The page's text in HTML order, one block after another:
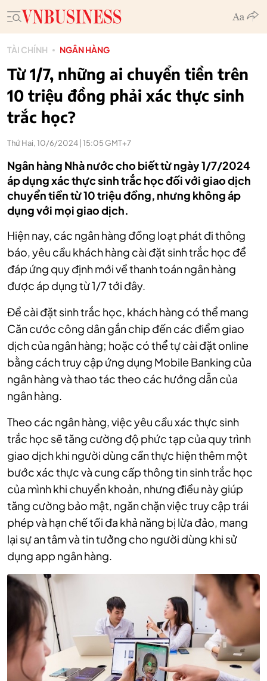
TÀI CHÍNH NGÂN HÀNG
Từ 1/7, những ai chuyển tiền trên
10 triệu đồng phải xác thực sinh
trắc học?
Thứ Hai, 10/6/2024 | 15:05 GMT+7
Ngân hàng Nhà nước cho biết từ ngày 1/7/2024
áp dụng xác thực sinh trắc học đối với giao dịch
chuyển tiền từ 10 triệu đồng, nhưng không áp
dụng với mọi giao dịch.
Hiện nay, các ngân hàng đồng loạt phát đi thông
báo, yêu cầu khách hàng cài đặt sinh trắc học để
đáp ứng quy định mới về thanh toán ngân hàng
được áp dụng từ 1/7 tới đây.
Để cài đặt sinh trắc học, khách hàng có thể mang
Căn cước công dân gắn chip đến các điểm giao
dịch của ngân hàng; hoặc có thể tự cài đặt online
bằng cách truy cập ứng dụng Mobile Banking của
ngân hàng và thao tác theo các hướng dẫn của
ngân hàng.
Theo các ngân hàng, việc yêu cầu xác thực sinh
trắc học sẽ tăng cường độ phức tạp của quy trình
giao dịch khi người dùng cần thực hiện thêm một
bước xác thực và cung cấp thông tin sinh trắc học
của mình khi chuyển khoản, nhưng điều này giúp
tăng cường bảo mật, ngăn chặn việc truy cập trái
phép và hạn chế tối đa khả năng bị lừa đảo, mang
lại sự an tâm và tin tưởng cho người dùng khi sử
dụng app ngân hàng.